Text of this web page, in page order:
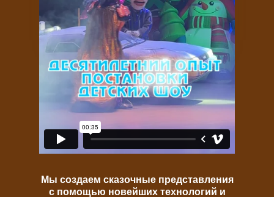
Мы создаем сказочные представления
с помощью новейших технологий и